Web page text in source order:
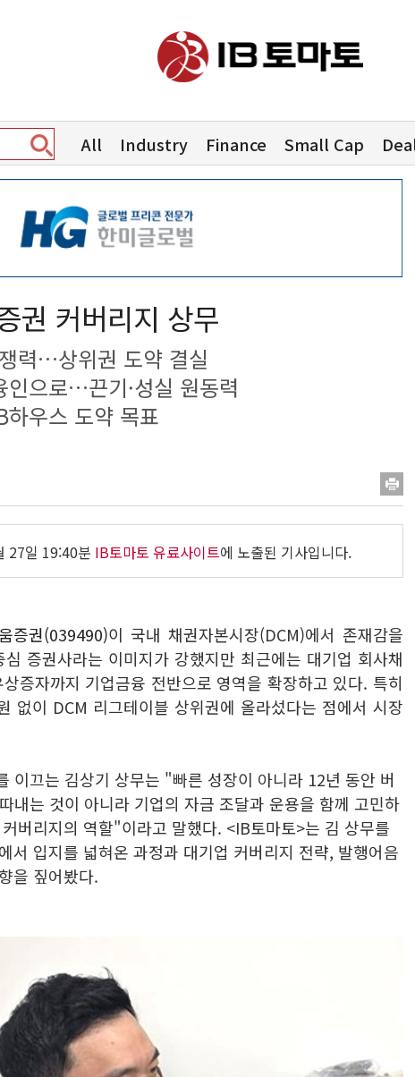
All Industry Finance Small Cap
권 커버리지 상무
력…상위권 도약 결실
으로…끈기·성실 원동력
우스 도약 목표
27일 19:40분 IB토마토 유료사이트에 노출된 기사입니다.
증권(039490)이 국내 채권자본시장(DCM)에서 존재감을
증권사라는 이미지가 강했지만 최근에는 대기업 회사채
증자까지 기업금융 전반으로 영역을 확장하고 있다. 특히
없이 DCM 리그테이블 상위권에 올라섰다는 점에서 시장
이끄는 김상기 상무는 "빠른 성장이 아니라 12년 동안 버
내는 것이 아니라 기업의 자금 조달과 운용을 함께 고민하
버리지의 역할"이라고 말했다. <IB토마토>는 김 상무를
서 입지를 넓혀온 과정과 대기업 커버리지 전략, 발행어음
을 짚어봤다.